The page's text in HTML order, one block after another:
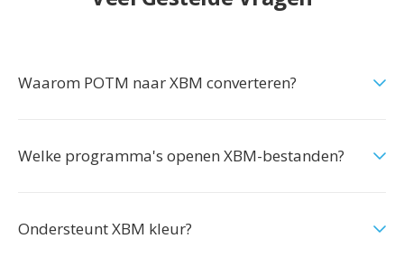
Waarom POTM naar XBM converteren?
Welke programma's openen XBM-bestanden?
Ondersteunt XBM kleur?